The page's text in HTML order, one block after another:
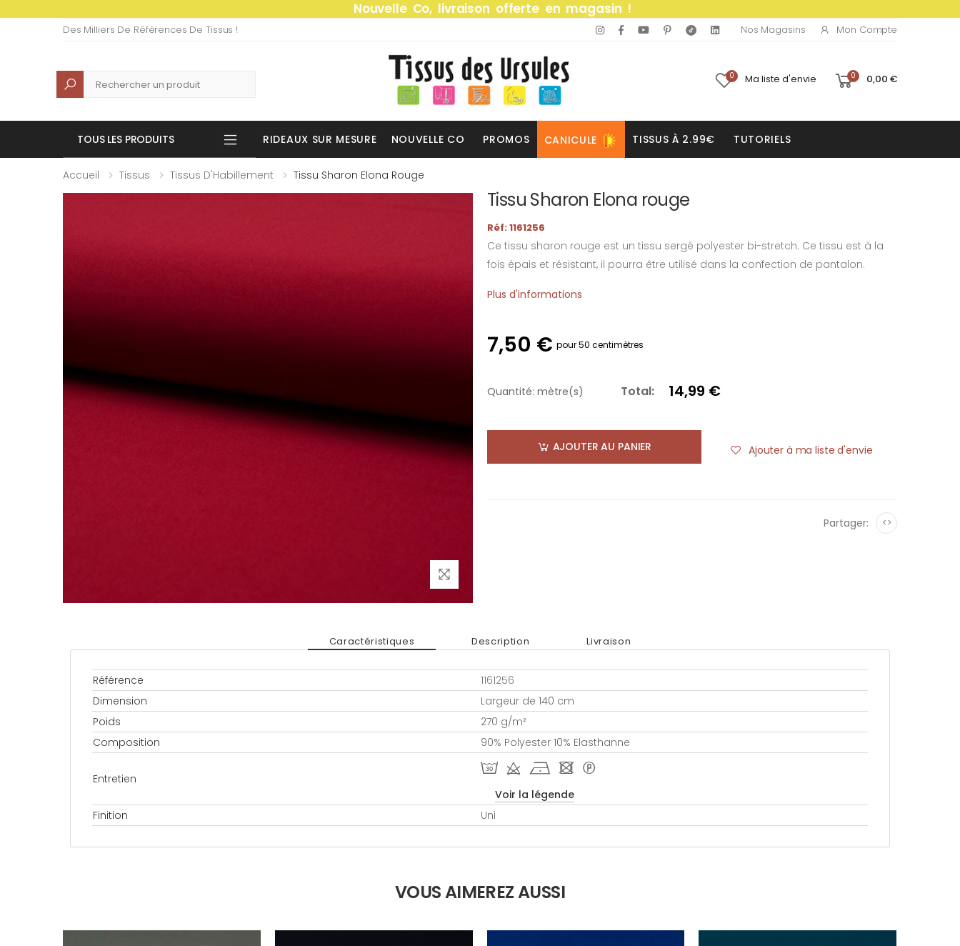
Nouvelle Co, livraison offerte en magasin !
Des Milliers De Références De Tissus ! Nos Magasins Mon Compte
Recherche 0 Ma liste d'envie 0 0,00 €
TOUS LES PRODUITS RIDEAUX SUR MESURE NOUVELLE CO PROMOS CANICULE TISSUS À 2.99€ TUTORIELS
Accueil Tissus Tissus D'Habillement Tissu Sharon Elona Rouge
Tissu Sharon Elona rouge
Réf: 1161256
Ce tissu sharon rouge est un tissu sergé polyester bi-stretch. Ce tissu est à la
fois épais et résistant, il pourra être utilisé dans la confection de pantalon.
Plus d'informations
7,50 € pour 50 centimètres
Quantité: mètre(s) Total: 14,99 €
AJOUTER AU PANIER Ajouter à ma liste d'envie
Partager: <>
Caractéristiques Description Livraison
Référence
1161256
Dimension
Largeur de 140 cm
Poids
270 g/m²
Composition
90% Polyester 10% Elasthanne
Entretien
T d h - *
Voir la légende
Finition
Uni
VOUS AIMEREZ AUSSI